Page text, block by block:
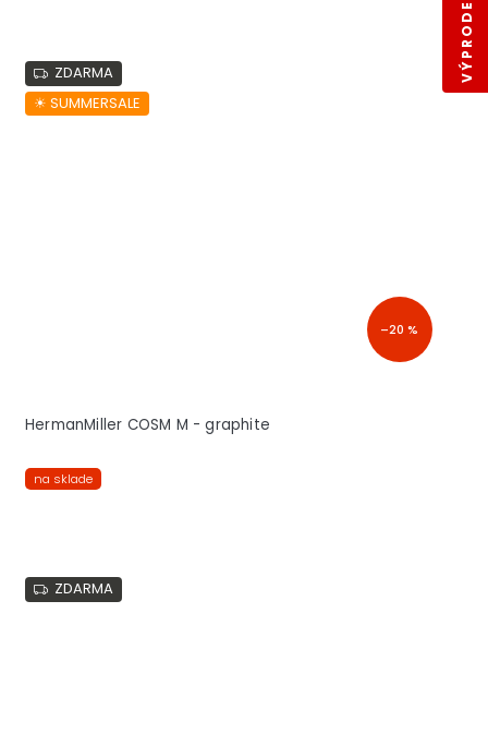
ZDARMA
☀︎ SUMMERSALE
–20 %
HermanMiller COSM M - graphite
na sklade
ZDARMA